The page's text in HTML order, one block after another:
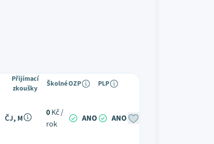
Přijímací
zkoušky
ŠkolnéOZP PLP
ČJ, M
0Kč /
rok
ANO ANO